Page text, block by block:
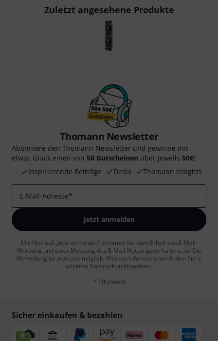
Zuletzt angesehene Produkte
Thomann Newsletter
Abonniere den Thomann Newsletter und gewinne mit
etwas Glück einen von 50 Gutscheinen über jeweils 50€!
Inspirierende Beiträge
Deals Thomann Insights
E-Mail-Adresse*
Jetzt anmelden
Mit Klick auf „Jetzt anmelden“ stimmen Sie dem Erhalt von E-Mail-
Werbung und einer Messung des E-Mail-Nutzungsverhaltens zu. Die
Abmeldung ist jederzeit möglich. Weitere Informationen finden Sie in
unseren Datenschutzhinweisen.
* Pflichtfeld
Sicher einkaufen & bezahlen